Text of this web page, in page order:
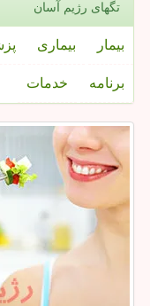
تگهای رژیم آسان
بیمار بیماری
برنامه خدمات